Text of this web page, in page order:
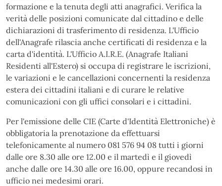
formazione e la tenuta degli atti anagrafici. Verifica la
verità delle posizioni comunicate dal cittadino e delle
dichiarazioni di trasferimento di residenza. L'Ufficio
dell'Anagrafe rilascia anche certificati di residenza e la
carta d'identità. L'Ufficio A.I.R.E. (Anagrafe Italiani
Residenti all'Estero) si occupa di registrare le iscrizioni,
le variazioni e le cancellazioni concernenti la residenza
estera dei cittadini italiani e di curare le relative
comunicazioni con gli uffici consolari e i cittadini.
Per l'emissione delle CIE (Carte d'Identità Elettroniche) è
obbligatoria la prenotazione da effettuarsi
telefonicamente al numero 081 576 94 08 tutti i giorni
dalle ore 8.30 alle ore 12.00 e il martedì e il giovedì
anche dalle ore 14.30 alle ore 16.00, oppure recandosi in
ufficio nei medesimi orari.